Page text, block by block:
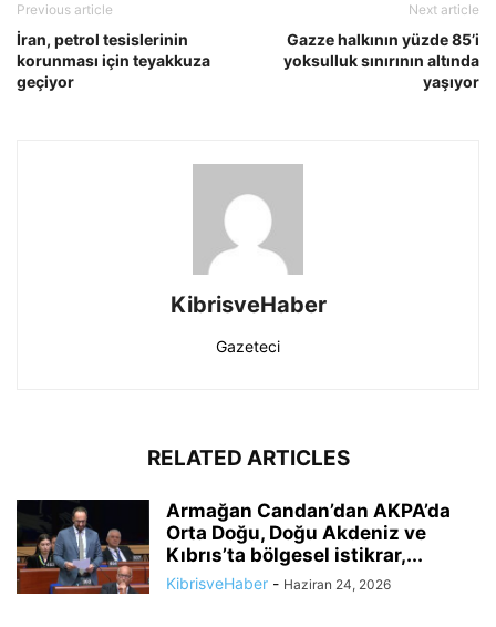
Previous article
İran, petrol tesislerinin
korunması için teyakkuza
geçiyor
Next article
Gazze halkının yüzde 85’i
yoksulluk sınırının altında
yaşıyor
KibrisveHaber
Gazeteci
RELATED ARTICLES
Armağan Candan’dan AKPA’da
Orta Doğu, Doğu Akdeniz ve
Kıbrıs’ta bölgesel istikrar,...
KibrisveHaber - Haziran 24, 2026